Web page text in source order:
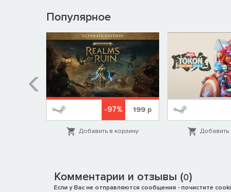
Популярное
-97% 199р
Добавить в корзину Добавить
Комментарии и отзывы (0)
Если у Вас не отправляются сообщения - почистите